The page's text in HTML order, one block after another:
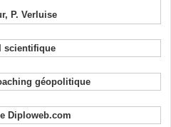
P. Verluise
scientifique
géopolitique
Diploweb.com